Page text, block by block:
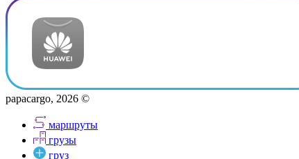
papacargo, 2026 ©
маршруты
грузы
груз